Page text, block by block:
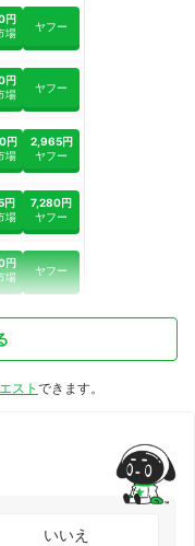
円
場
ヤフー
円
場
ヤフー
円
場
2,965円
ヤフー
円
場
7,280円
ヤフー
円
場
ヤフー
ストできます。
いいえ